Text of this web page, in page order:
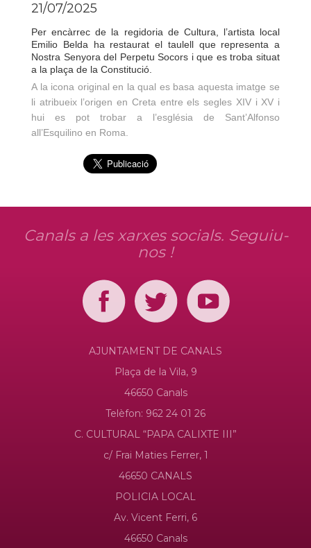
21/07/2025
Per encàrrec de la regidoria de Cultura, l’artista local
Emilio Belda ha restaurat el taulell que representa a
Nostra Senyora del Perpetu Socors i que es troba situat
a la plaça de la Constitució.
A la icona original en la qual es basa aquesta imatge se
li atribueix l’origen en Creta entre els segles XIV i XV i
hui es pot trobar a l’església de Sant’Alfonso
all’Esquilino en Roma.
Canals a les xarxes socials. Seguiu-
nos !
AJUNTAMENT DE CANALS
Plaça de la Vila, 9
46650 Canals
Telèfon: 962 24 01 26
C. CULTURAL “PAPA CALIXTE III”
c/ Frai Maties Ferrer, 1
46650 CANALS
POLICIA LOCAL
Av. Vicent Ferri, 6
46650 Canals